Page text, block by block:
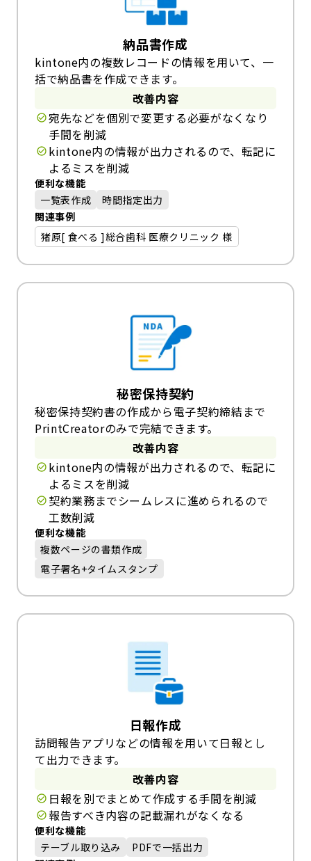
納品書作成
kintone内の複数レコードの情報を用いて、一
括で納品書を作成できます。
改善内容
宛先などを個別で変更する必要がなくなり
手間を削減
kintone内の情報が出力されるので、転記に
よるミスを削減
便利な機能
一覧表作成
時間指定出力
関連事例
猪原[ 食べる ]総合歯科 医療クリニック 様
秘密保持契約
秘密保持契約書の作成から電子契約締結まで
PrintCreatorのみで完結できます。
改善内容
kintone内の情報が出力されるので、転記に
よるミスを削減
契約業務までシームレスに進められるので
工数削減
便利な機能
複数ページの書類作成
電子署名+タイムスタンプ
日報作成
訪問報告アプリなどの情報を用いて日報とし
て出力できます。
改善内容
日報を別でまとめて作成する手間を削減
報告すべき内容の記載漏れがなくなる
便利な機能
テーブル取り込み
PDFで一括出力